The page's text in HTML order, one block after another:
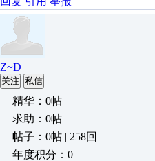
Z~D
关注 私信
精华：0帖
求助：0帖
帖子：0帖 | 258回
年度积分：0